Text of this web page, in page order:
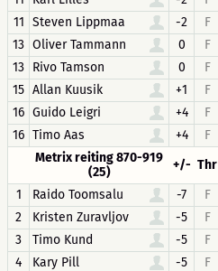
11 Steven Lippmaa -2 F
13 Oliver Tammann 0 F
13 Rivo Tamson 0 F
15 Allan Kuusik +1 F
16 Guido Leigri +4 F
16 Timo Aas +4 F
Metrix reiting 870-919
(25)
+/- Thr
1
Raido Toomsalu -7 F
2
Kristen Zuravljov -5 F
3
Timo Kund -5 F
4
Kary Pill -5 F